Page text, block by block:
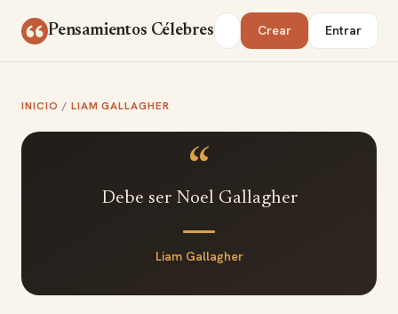
Pensamientos Célebres Buscar Crear Entrar
INICIO / LIAM GALLAGHER
“
Debe ser Noel Gallagher
Liam Gallagher